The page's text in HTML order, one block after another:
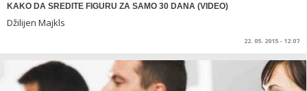
KAKO DA SREDITE FIGURU ZA SAMO 30 DANA (VIDEO)
Džilijen Majkls
22. 05. 2015 - 12:07